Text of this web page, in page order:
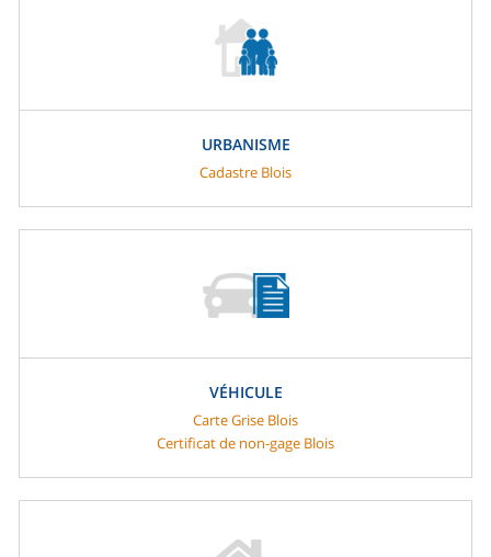
URBANISME
Cadastre Blois
VÉHICULE
Carte Grise Blois
Certificat de non-gage Blois